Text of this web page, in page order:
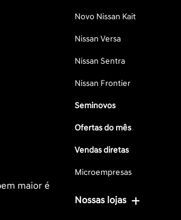
maior é
Novo Nissan Kait
Nissan Versa
Nissan Sentra
Nissan Frontier
Seminovos
Ofertas do mês
Vendas diretas
Microempresas
Nossas lojas